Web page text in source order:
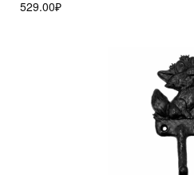
529.00₽